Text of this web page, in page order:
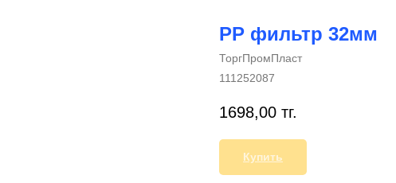
РР фильтр 32мм
ТоргПромПласт
111252087
1698,00 тг.
Купить